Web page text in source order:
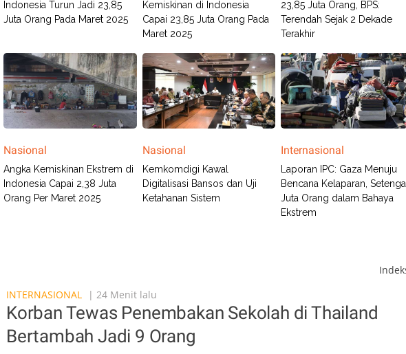
Indonesia Turun Jadi 23,85
Juta Orang Pada Maret 2025
Kemiskinan di Indonesia
Capai 23,85 Juta Orang Pada
Maret 2025
23,85 Juta Orang, BPS:
Terendah Sejak 2 Dekade
Terakhir
Nasional
Angka Kemiskinan Ekstrem di
Indonesia Capai 2,38 Juta
Orang Per Maret 2025
Nasional
Kemkomdigi Kawal
Digitalisasi Bansos dan Uji
Ketahanan Sistem
Internasional
Laporan IPC: Gaza Menuju
Bencana Kelaparan,
Juta Orang dalam Bahaya
Ekstrem
INTERNASIONAL
| 24 Menit lalu
Korban Tewas Penembakan Sekolah di Thailand
Bertambah Jadi 9 Orang